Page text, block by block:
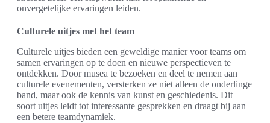
onvergetelijke ervaringen leiden.
Culturele uitjes met het team
Culturele uitjes bieden een geweldige manier voor teams om
samen ervaringen op te doen en nieuwe perspectieven te
ontdekken. Door musea te bezoeken en deel te nemen aan
culturele evenementen, versterken ze niet alleen de onderlinge
band, maar ook de kennis van kunst en geschiedenis. Dit
soort uitjes leidt tot interessante gesprekken en draagt bij aan
een betere teamdynamiek.